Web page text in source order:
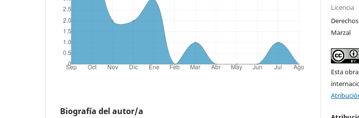
Biografía del autor/a
Licencia
Marzal
Esta